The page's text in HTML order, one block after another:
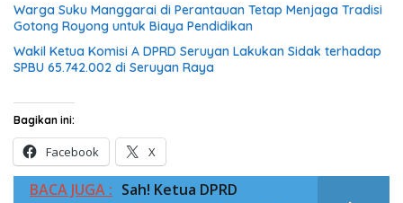
Warga Suku Manggarai di Perantauan Tetap Menjaga Tradisi
Gotong Royong untuk Biaya Pendidikan
Wakil Ketua Komisi A DPRD Seruyan Lakukan Sidak terhadap
SPBU 65.742.002 di Seruyan Raya
Bagikan ini:
Facebook X
BACA JUGA : Sah! Ketua DPRD